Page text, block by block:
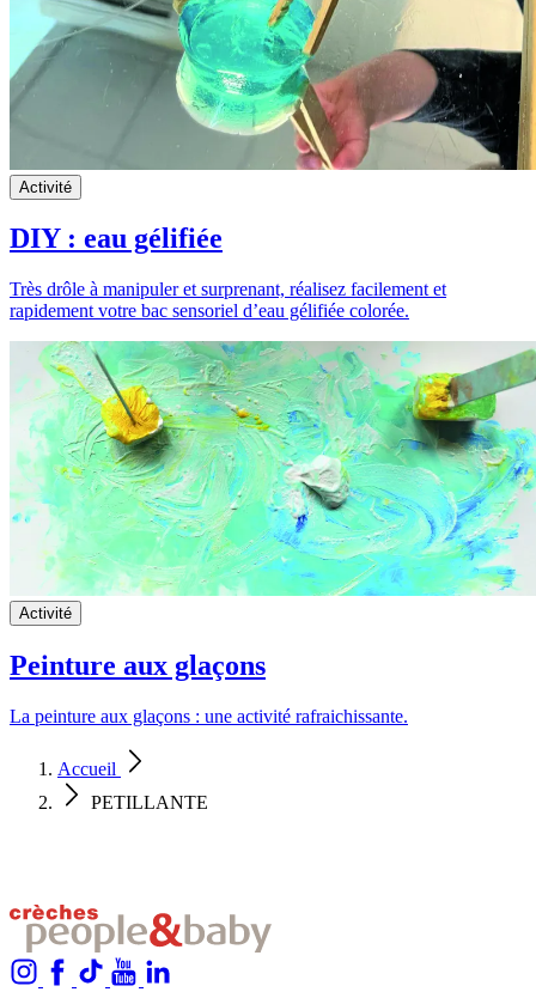
Activité
DIY : eau gélifiée
Très drôle à manipuler et surprenant, réalisez facilement et
rapidement votre bac sensoriel d’eau gélifiée colorée.
Activité
Peinture aux glaçons
La peinture aux glaçons : une activité rafraichissante.
Accueil
PETILLANTE